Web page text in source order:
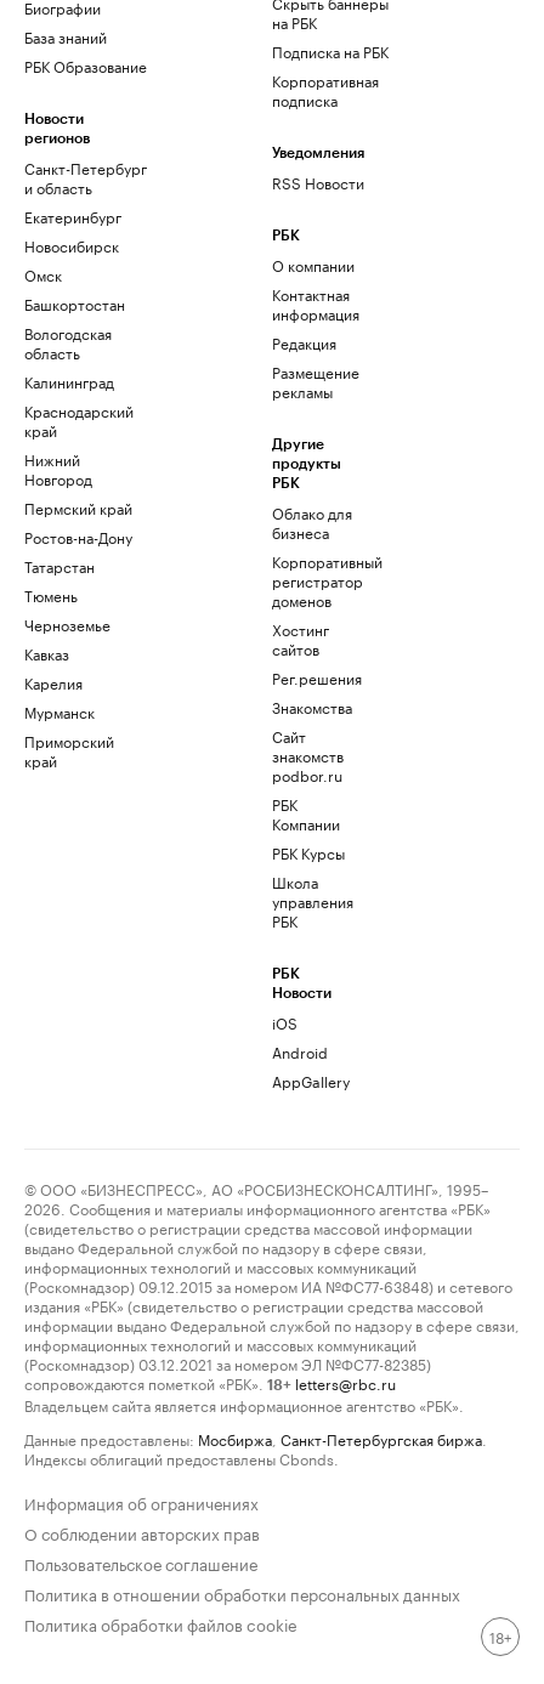
Биографии
База знаний
РБК Образование
Новости
регионов
Санкт-Петербург
и область
Екатеринбург
Новосибирск
Омск
Башкортостан
Вологодская
область
Калининград
Краснодарский
край
Нижний
Новгород
Пермский край
Ростов-на-Дону
Татарстан
Тюмень
Черноземье
Кавказ
Карелия
Мурманск
Приморский
край
на РБК
Подписка на РБК
Корпоративная
подписка
Уведомления
RSS Новости
РБК
О компании
Контактная
информация
Редакция
Размещение
рекламы
Другие
продукты
РБК
Облако для
бизнеса
Корпоративный
регистратор
доменов
Хостинг
сайтов
Рег.решения
Знакомства
Сайт
знакомств
podbor.ru
РБК
Компании
РБК Курсы
Школа
управления
РБК
РБК
Новости
iOS
Android
AppGallery
© ООО «БИЗНЕСПРЕСС», АО «РОСБИЗНЕСКОНСАЛТИНГ», 1995–
2026. Сообщения и материалы информационного агентства «РБК»
(свидетельство о регистрации средства массовой информации
выдано Федеральной службой по надзору в сфере связи,
информационных технологий и массовых коммуникаций
(Роскомнадзор) 09.12.2015 за номером ИА №ФС77-63848) и сетевого
издания «РБК» (свидетельство о регистрации средства массовой
информации выдано Федеральной службой по надзору в сфере связи,
информационных технологий и массовых коммуникаций
(Роскомнадзор) 03.12.2021 за номером ЭЛ №ФС77-82385)
сопровождаются пометкой «РБК».
18+ letters@rbc.ru
Владельцем сайта является информационное агентство «РБК».
Данные предоставлены: Мосбиржа Санкт-Петербургская биржа
Индексы облигаций предоставлены Cbonds.
Информация об ограничениях
О соблюдении авторских прав
Пользовательское соглашение
Политика в отношении обработки персональных данных
Политика обработки файлов cookie
18+